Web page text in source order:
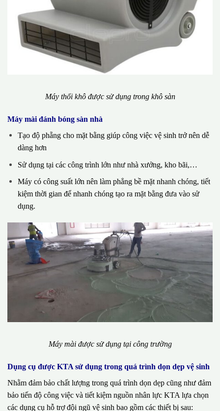
Máy thổi khô được sử dụng trong khô sàn
Máy mài đánh bóng sàn nhà
Tạo độ phẵng cho mặt bằng giúp công việc vệ sinh trở nên dễ
dàng hơn
Sử dụng tại các công trình lớn như nhà xưởng, kho bãi,…
Máy có công suất lớn nên làm phẳng bề mặt nhanh chóng, tiết
kiệm thời gian để nhanh chóng tạo ra mặt bằng đưa vào sử
dụng.
Máy mài được sử dụng tại công trường
Dụng cụ được KTA sử dụng trong quá trình dọn dẹp vệ sinh
Nhằm đảm bảo chất lượng trong quá trình dọn dẹp cũng như đảm
bảo tiến độ công việc và tiết kiệm nguồn nhân lực KTA lựa chọn
các dụng cụ hỗ trợ đội ngũ vệ sinh bao gồm các thiết bị sau: